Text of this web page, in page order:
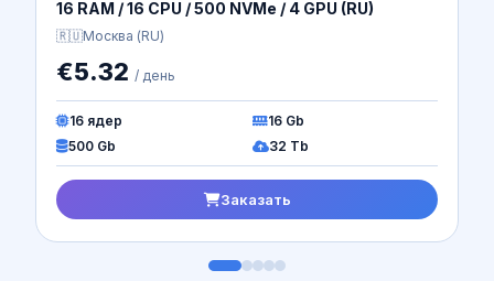
Cloud Forex 3| DE-1 (EU)
🇩🇪Германия (DE)
€1.70 / день
3 ядер
7.5 Gb
50 Gb
Безлимит
Заказать